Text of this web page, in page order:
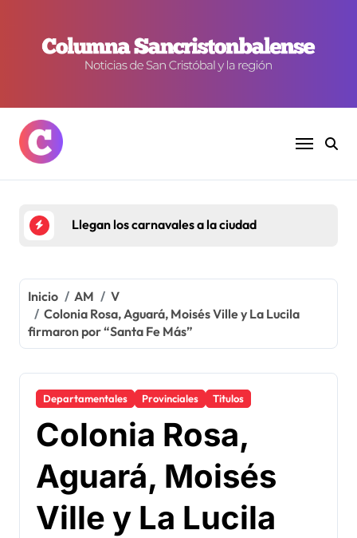
contenido
Llegan los carnavales a la ciudad
Inicio AM
V
Colonia Rosa, Aguará, Moisés Ville y La Lucila
firmaron por “Santa Fe Más”
Departamentales Provinciales Titulos
Colonia Rosa,
Aguará, Moisés
Ville y La Lucila